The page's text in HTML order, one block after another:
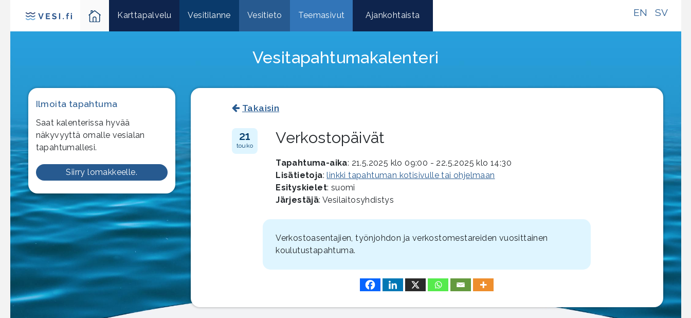
SV
EN
Karttapalvelu Vesitilanne Vesitieto Teemasivut Ajankohtaista
Vesitapahtuma­kalenteri
Ilmoita tapahtuma
Saat kalenterissa hyvää
näkyvyyttä omalle vesialan
tapahtumallesi.
Siirry lomakkeelle.
Takaisin
Verkostopäivät
21
touko
Tapahtuma-aika: 21.5.2025 klo 09:00 - 22.5.2025 klo 14:30
Lisätietoja:linkki tapahtuman kotisivulle tai ohjelmaan
Esityskielet: suomi
Järjestäjä: Vesilaitosyhdistys
Verkostoasentajien, työnjohdon ja verkostomestareiden vuosittainen
koulutustapahtuma.